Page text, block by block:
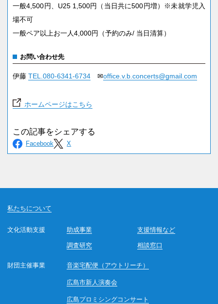
一般4,500円、U25 1,500円（当日共に500円増）※未就学児入
場不可
一般ペア以上お一人4,000円（予約のみ/ 当日清算）
お問い合わせ先
伊藤 TEL.080-6341-6734✉office.v.b.concerts@gmail.com
ホームページはこちら
私たちについて
文化活動支援 助成事業
調査研究 相談窓口
支援情報など
財団主催事業 音楽宅配便（アウトリーチ）
広島市新人演奏会
広島プロミシングコンサート